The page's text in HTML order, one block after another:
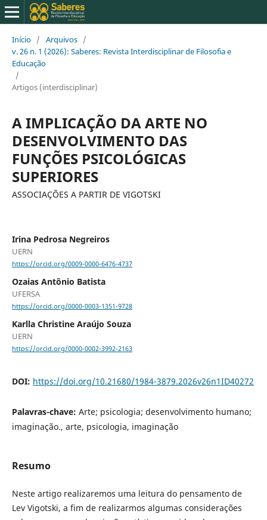
Início / Arquivos /
v. 26 n. 1 (2026): Saberes: Revista Interdisciplinar de Filosofia e
Educação
/
Artigos (interdisciplinar)
A IMPLICAÇÃO DA ARTE NO
DESENVOLVIMENTO DAS
FUNÇÕES PSICOLÓGICAS
SUPERIORES
ASSOCIAÇÕES A PARTIR DE VIGOTSKI
Irina Pedrosa Negreiros
UERN
https://orcid.org/0009-0000-6476-4737
Ozaias Antônio Batista
UFERSA
https://orcid.org/0000-0003-1351-9728
Karlla Christine Araújo Souza
UERN
https://orcid.org/0000-0002-3992-2163
DOI: https://doi.org/10.21680/1984-3879.2026v26n1ID40272
Palavras-chave: Arte; psicologia; desenvolvimento humano;
imaginação., arte, psicologia, imaginação
Resumo
Neste artigo realizaremos uma leitura do pensamento de
Lev Vigotski, a fim de realizarmos algumas considerações